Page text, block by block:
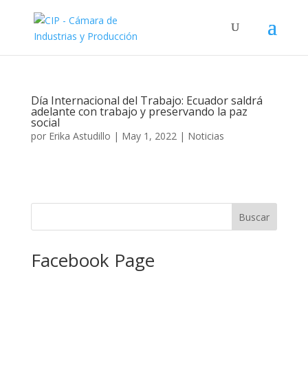
Día Internacional del Trabajo: Ecuador saldrá
adelante con trabajo y preservando la paz
social
por Erika Astudillo | May 1, 2022| Noticias
Facebook Page